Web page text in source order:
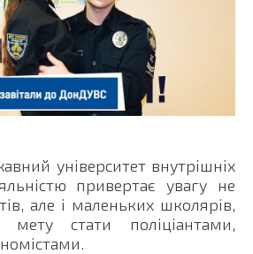
університет внутрішніх
привертає увагу не
але і маленьких школярів,
стати поліціантами,